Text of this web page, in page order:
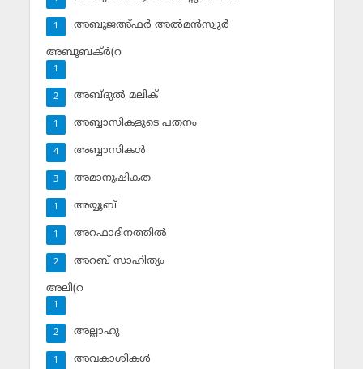
അബൂജഅ്ഫര്‍ അല്‍മന്‍സ്വൂര്‍
1
അബൂബക്ര്‍(റ
1
അബ്ദുല്‍ മലിക്‌
2
അബ്ബാസികളുടെ പതനം
1
അബ്ബാസികള്‍
4
അമാനുഷികത
3
അയ്യൂബ്‌
1
അറഫാദിനത്തില്‍
1
അറബ് സാഹിത്യം
2
അലി(റ
1
അല്ലാഹു
2
അവകാശികള്‍
1